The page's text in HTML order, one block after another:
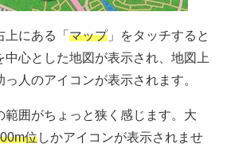
にある「 マップ」をタッチすると
中心とした地図が表示され、地図上
人のアイコンが表示されます。
範囲がちょっと狭く感じます。大
位しかアイコンが表示されませ